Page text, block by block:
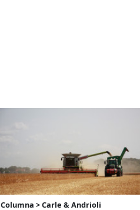
Columna > Carle & Andrioli